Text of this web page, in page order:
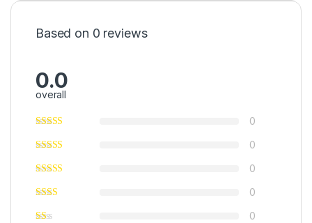
Based on 0 reviews
0.0
overall
0
0
0
0
0